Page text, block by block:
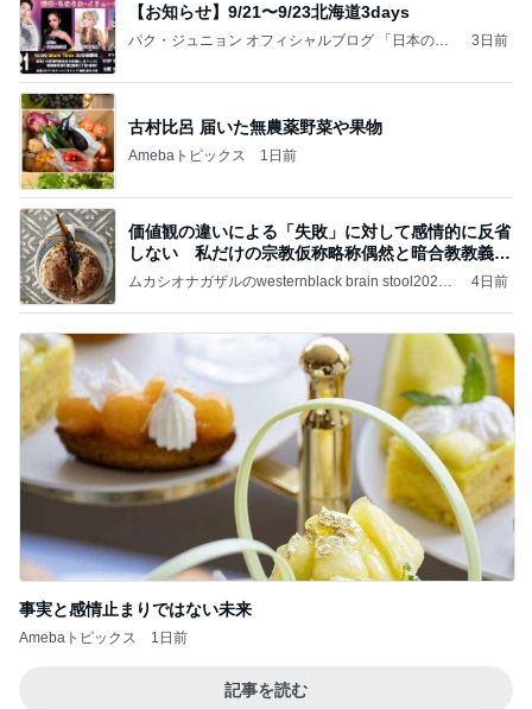
【お知らせ】9/21〜9/23北海道3days
パク・ジュニョン オフィシャルブログ 「日本の
3日前
古村比呂 届いた無農薬野菜や果物
Amebaトピックス 1日前
価値観の違いによる「失敗」に対して感情的に反省
しない 私だけの宗教仮称略称偶然と暗合教教義候
補
ムカシオナガザルのwesternblack brain stool2024
ガザル
4日前
事実と感情止まりではない未来
Amebaトピックス 1日前
記事を読む